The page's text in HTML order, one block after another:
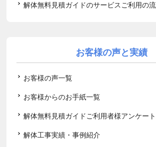
解体無料見積ガイドのサービスご利用の
お客様の声と実績
お客様の声一覧
お客様からのお手紙一覧
解体無料見積ガイドご利用者様アンケート
解体工事実績・事例紹介